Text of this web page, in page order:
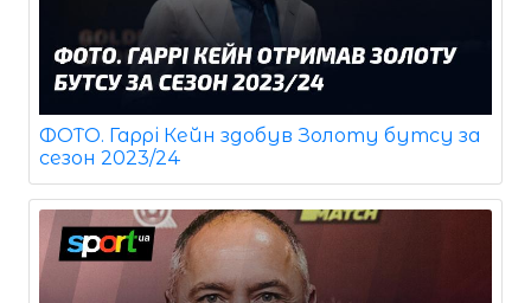
ФОТО. Гаррі Кейн здобув Золоту бутсу за
сезон 2023/24